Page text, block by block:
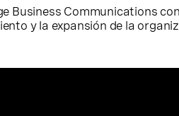
Business Communications con
y la expansión de la